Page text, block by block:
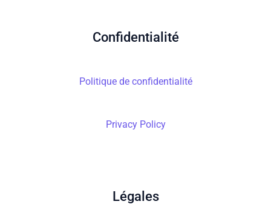
Confidentialité
Politique de confidentialité
Privacy Policy
Légales